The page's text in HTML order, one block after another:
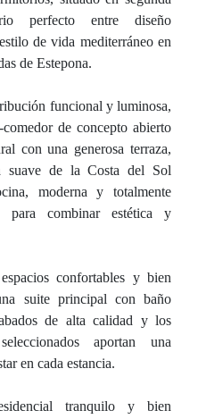
perfecto entre diseño
de vida mediterráneo en
de Estepona.
funcional y luminosa,
de concepto abierto
con una generosa terraza,
suave de la Costa del Sol
moderna y totalmente
para combinar estética y
confortables y bien
suite principal con baño
de alta calidad y los
aportan una
en cada estancia.
tranquilo y bien